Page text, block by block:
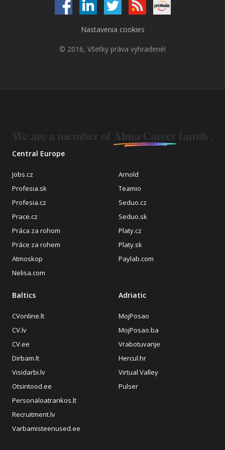
Nastavenia cookies
© 2016, Všetky práva vyhradené!
Central Europe
Jobs.cz
Profesia.sk
Profesia.cz
Prace.cz
Práca za rohom
Práce za rohem
Atmoskop
Nelisa.com
Arnold
Teamio
Seduo.cz
Seduo.sk
Platy.cz
Platy.sk
Paylab.com
Baltics
CVonline.lt
CV.lv
CV.ee
Dirbam.lt
Visidarbi.lv
Otsintood.ee
Personaloatrankos.lt
Recruitment.lv
Varbamisteenused.ee
Adriatic
MojPosao
MojPosao.ba
Vrabotuvanje
Hercul.hr
Virtual Valley
Pulser